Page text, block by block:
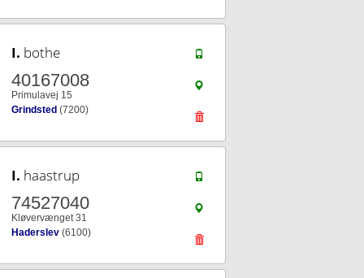
I. bothe
40167008
Primulavej 15
Grindsted (7200)
I. haastrup
74527040
Kløvervænget 31
Haderslev (6100)